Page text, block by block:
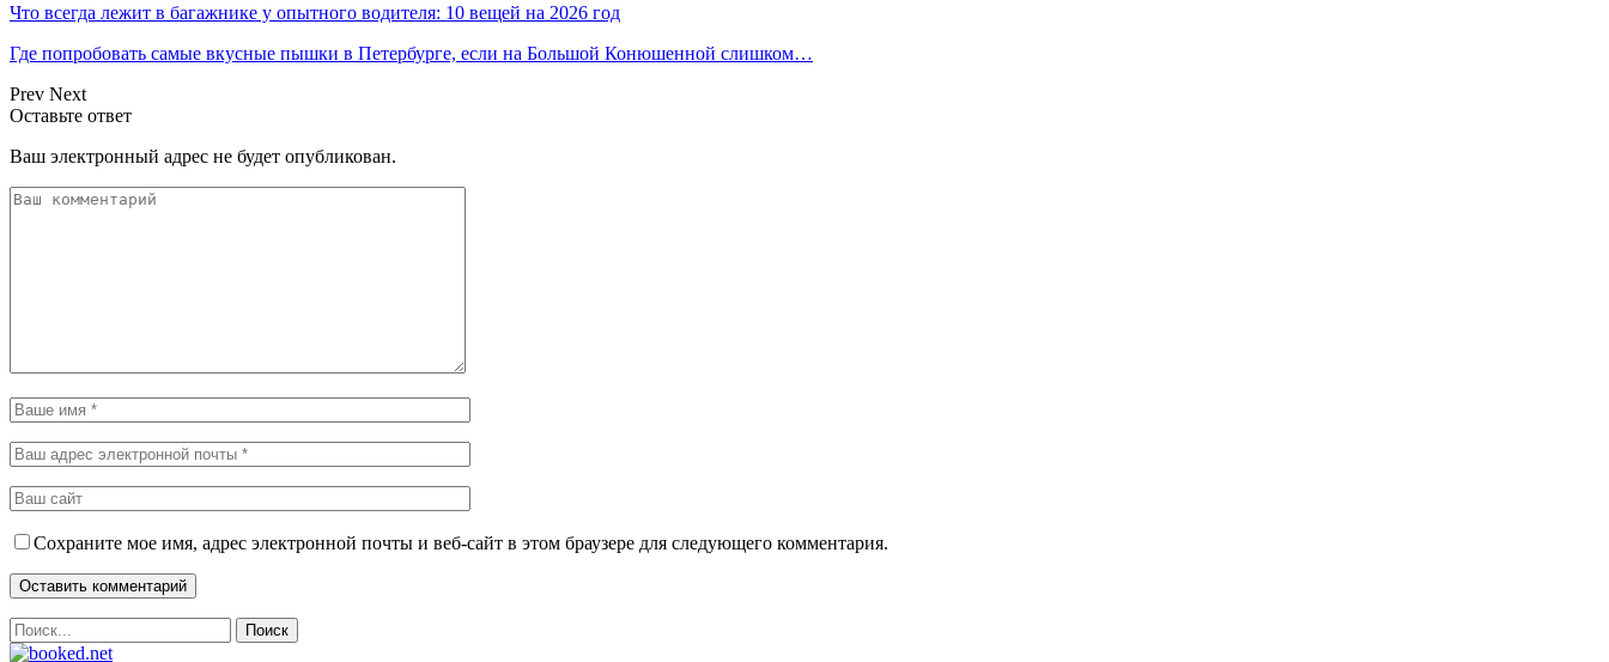
Что всегда лежит в багажнике у опытного водителя: 10 вещей на 2026 год
Где попробовать самые вкусные пышки в Петербурге, если на Большой Конюшенной слишком…
Prev Next
Оставьте ответ
Ваш электронный адрес не будет опубликован.
Сохраните мое имя, адрес электронной почты и веб-сайт в этом браузере для следующего комментария.